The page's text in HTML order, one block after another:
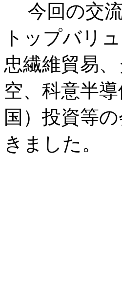
今回の交
トップバリ
忠繊維貿易
空、科意半
国）投資等
きました。